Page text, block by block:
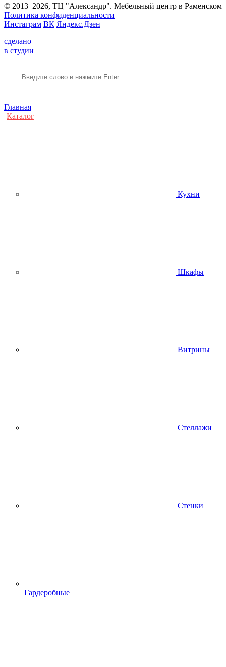
© 2013–2026, ТЦ "Александр". Мебельный центр в Раменском
Политика конфиденциальности
Инстаграм ВК Яндекс.Дзен
сделано
в студии
Главная
Каталог
Кухни
Шкафы
Витрины
Стеллажи
Стенки
Гардеробные